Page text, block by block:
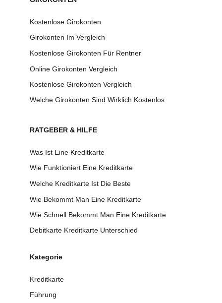
Kostenlose Girokonten
Girokonten Im Vergleich
Kostenlose Girokonten Für Rentner
Online Girokonten Vergleich
Kostenlose Girokonten Vergleich
Welche Girokonten Sind Wirklich Kostenlos
RATGEBER & HILFE
Was Ist Eine Kreditkarte
Wie Funktioniert Eine Kreditkarte
Welche Kreditkarte Ist Die Beste
Wie Bekommt Man Eine Kreditkarte
Wie Schnell Bekommt Man Eine Kreditkarte
Debitkarte Kreditkarte Unterschied
Kategorie
Kreditkarte
Führung